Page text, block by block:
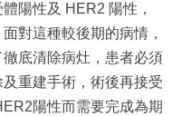
陽性及 HER2 陽性，
對這種較後期的病情，
底清除病灶，患者必須
重建手術，術後再接受
陽性而需要完成為期